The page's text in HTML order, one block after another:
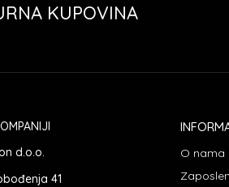
KUPOVINA
d.o.o.
41
O nama